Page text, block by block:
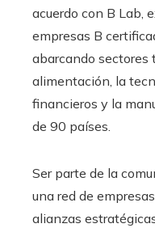
acuerdo con B Lab,
empresas B
abarcando sectores
alimentación, la
financieros y la
de 90 países.
Ser parte de la
una red de
alianzas